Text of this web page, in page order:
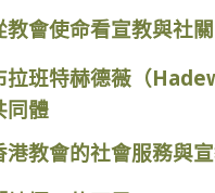
教會使命看宣教與社關
拉班特赫德薇（
同體
港教會的社會服務與